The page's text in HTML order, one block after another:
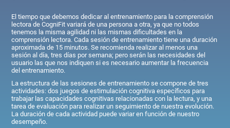
El tiempo que debemos dedicar al entrenamiento para la comprensión
lectora de CogniFit variará de una persona a otra, ya que no todos
tenemos la misma agilidad ni las mismas dificultades en la
comprensión lectora. Cada sesión de entrenamiento tiene una duración
aproximada de 15 minutos. Se recomienda realizar al menos una
sesión al día, tres días por semana; pero serán las necesidades del
usuario las que nos indiquen si es necesario aumentar la frecuencia
del entrenamiento.
La estructura de las sesiones de entrenamiento se compone de tres
actividades: dos juegos de estimulación cognitiva específicos para
trabajar las capacidades cognitivas relacionadas con la lectura, y una
tarea de evaluación para realizar un seguimiento de nuestra evolución.
La duración de cada actividad puede variar en función de nuestro
desempeño.